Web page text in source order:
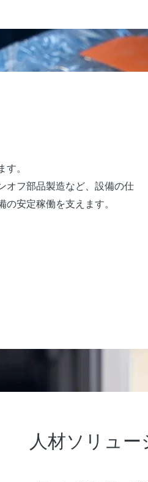
。
オフ部品製造など、設備の仕
安定稼働を支えます。
人材ソリュー